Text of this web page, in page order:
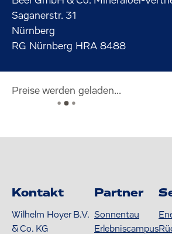
Saganerstr. 31
Nürnberg
RG Nürnberg HRA 8488
Preise werden geladen...
Kontakt
Wilhelm Hoyer B.V.
& Co. KG
Partner
Sonnentau
Erlebniscampus